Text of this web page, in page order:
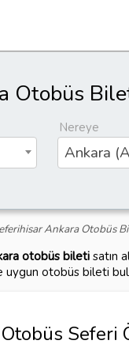
Otobüs
Nereye
Ankara
Ankara Otobüs
otobüs biletisatın
otobüs bileti
Seferi